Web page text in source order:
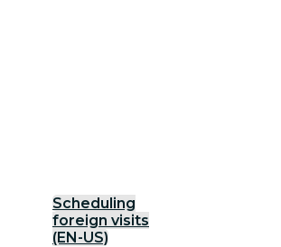
Scheduling
foreign visits
(EN-US)